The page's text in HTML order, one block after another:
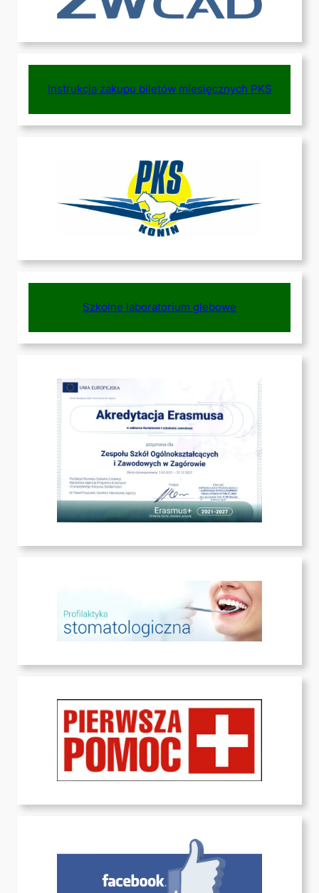
Instrukcja zakupu biletów miesięcznych PKS
Szkolne laboratorium glebowe